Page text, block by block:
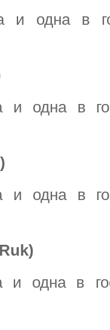
и одна в
одна в
одна в
одна в